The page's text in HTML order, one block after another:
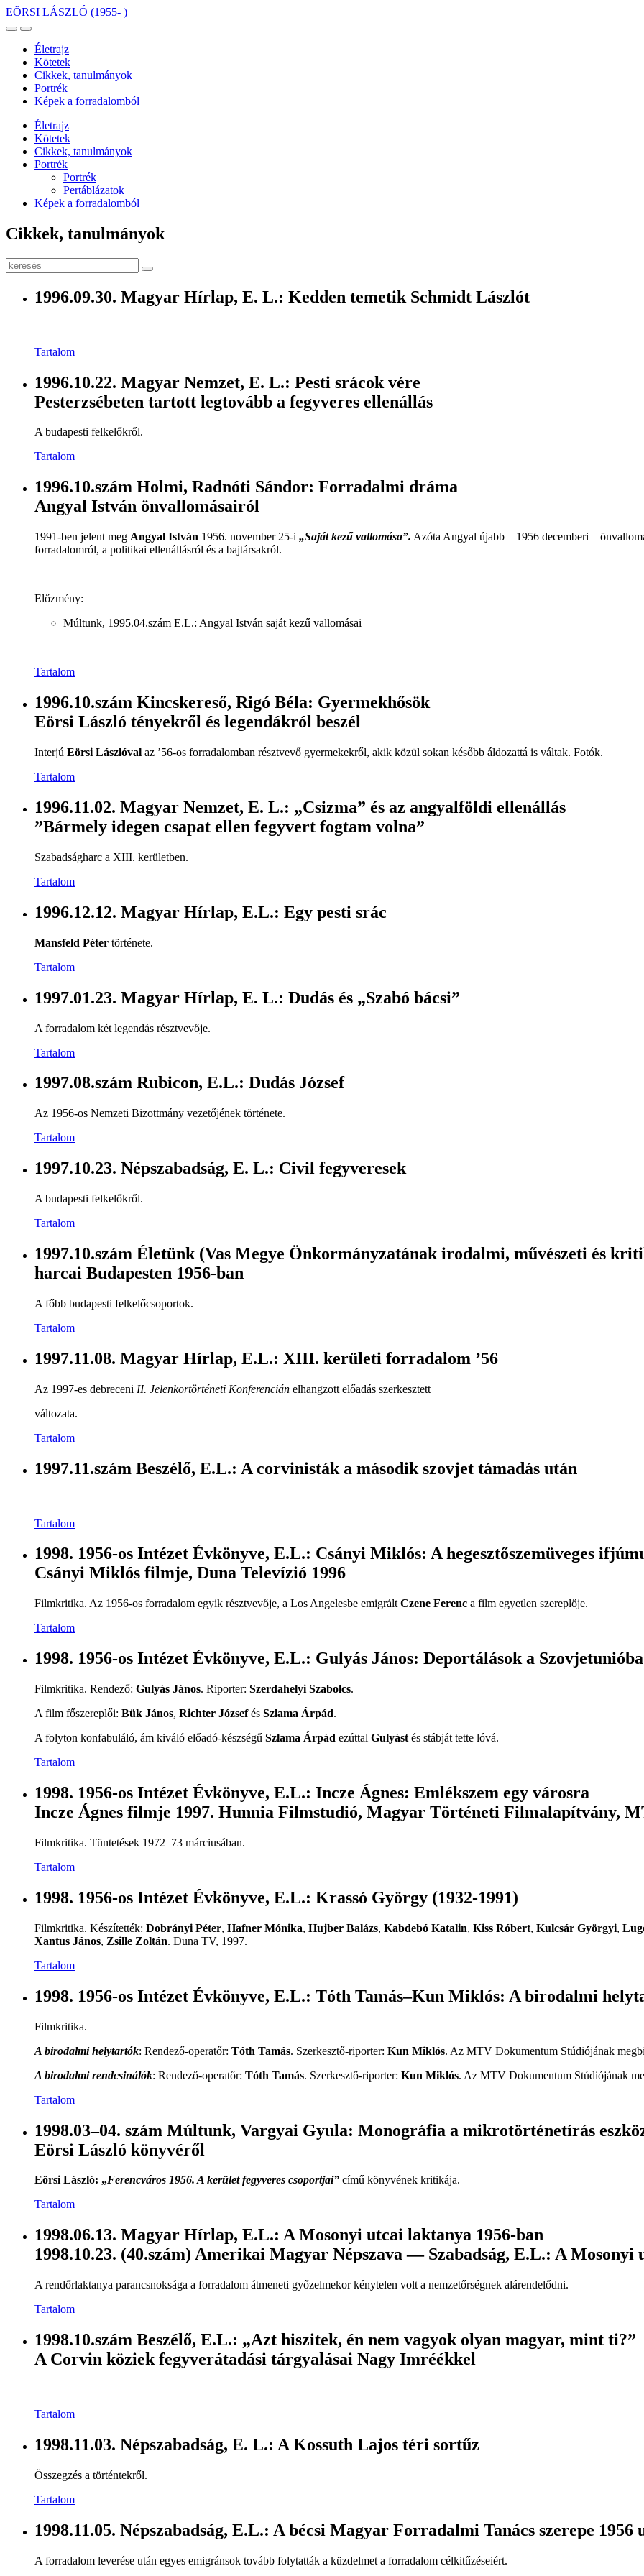
EÖRSI LÁSZLÓ (1955- )
Életrajz
Kötetek
Cikkek, tanulmányok
Portrék
Képek a forradalomból
Életrajz
Kötetek
Cikkek, tanulmányok
Portrék
Portrék
Pertáblázatok
Képek a forradalomból
Cikkek, tanulmányok
1996.09.30. Magyar Hírlap, E. L.: Kedden temetik Schmidt Lászlót
Tartalom
1996.10.22. Magyar Nemzet, E. L.: Pesti srácok vére
Pesterzsébeten tartott legtovább a fegyveres ellenállás
A budapesti felkelőkről.
Tartalom
1996.10.szám Holmi, Radnóti Sándor: Forradalmi dráma
Angyal István önvallomásairól
1991-ben jelent meg Angyal István 1956. november 25-i „Saját kezű vallomása”. Azóta Angyal újabb – 1956 decemberi –
forradalomról, a politikai ellenállásról és a bajtársakról.
Előzmény:
Múltunk, 1995.04.szám E.L.: Angyal István saját kezű vallomásai
Tartalom
1996.10.szám Kincskereső, Rigó Béla: Gyermekhősök
Eörsi László tényekről és legendákról beszél
Interjú Eörsi Lászlóval az ’56-os forradalomban résztvevő gyermekekről, akik közül sokan később áldozattá is váltak. Fotók.
Tartalom
1996.11.02. Magyar Nemzet, E. L.: „Csizma” és az angyalföldi ellenállás
”Bármely idegen csapat ellen fegyvert fogtam volna”
Szabadságharc a XIII. kerületben.
Tartalom
1996.12.12. Magyar Hírlap, E.L.: Egy pesti srác
Mansfeld Péter története.
Tartalom
1997.01.23. Magyar Hírlap, E. L.: Dudás és „Szabó bácsi”
A forradalom két legendás résztvevője.
Tartalom
1997.08.szám Rubicon, E.L.: Dudás József
Az 1956-os Nemzeti Bizottmány vezetőjének története.
Tartalom
1997.10.23. Népszabadság, E. L.: Civil fegyveresek
A budapesti felkelőkről.
Tartalom
1997.10.szám Életünk (Vas Megye Önkormányzatának irodalmi, művészeti és
harcai Budapesten 1956-ban
A főbb budapesti felkelőcsoportok.
Tartalom
1997.11.08. Magyar Hírlap, E.L.: XIII. kerületi forradalom ’56
Az 1997-es debreceni II. Jelenkortörténeti Konferencián elhangzott előadás szerkesztett
változata.
Tartalom
1997.11.szám Beszélő, E.L.: A corvinisták a második szovjet támadás után
Tartalom
1998. 1956-os Intézet Évkönyve, E.L.: Csányi Miklós: A hegesztőszemüveges
Csányi Miklós filmje, Duna Televízió 1996
Filmkritika. Az 1956-os forradalom egyik résztvevője, a Los Angelesbe emigrált Czene Ferenc a film egyetlen szereplője.
Tartalom
1998. 1956-os Intézet Évkönyve, E.L.: Gulyás János: Deportálások a
Filmkritika. Rendező: Gulyás János. Riporter: Szerdahelyi Szabolcs.
A film főszereplői: Bük János, Richter Józsefés Szlama Árpád.
A folyton konfabuláló, ám kiváló előadó-készségű Szlama Árpád ezúttal Gulyást és stábját tette lóvá.
Tartalom
1998. 1956-os Intézet Évkönyve, E.L.: Incze Ágnes: Emlékszem egy városra
Incze Ágnes filmje 1997. Hunnia Filmstudió, Magyar Történeti Filmalapítvány,
Filmkritika. Tüntetések 1972–73 márciusában.
Tartalom
1998. 1956-os Intézet Évkönyve, E.L.: Krassó György (1932-1991)
Filmkritika. Készítették: Dobrányi Péter, Hafner Mónika, Hujber Balázs, Kabdebó Katalin, Kiss Róbert, Kulcsár Györgyi,
Xantus János, Zsille Zoltán. Duna TV, 1997.
Tartalom
1998. 1956-os Intézet Évkönyve, E.L.: Tóth Tamás–Kun Miklós: A birodalmi
Filmkritika.
A birodalmi helytartók: Rendező-operatőr: Tóth Tamás. Szerkesztő-riporter: Kun Miklós. Az MTV Dokumentum Stúdiójának
A birodalmi rendcsinálók: Rendező-operatőr: Tóth Tamás. Szerkesztő-riporter: Kun Miklós. Az MTV Dokumentum Stúdiójának
Tartalom
1998.03–04. szám Múltunk, Vargyai Gyula: Monográfia a mikrotörténetírás
Eörsi László könyvéről
Eörsi László: „Ferencváros 1956. A kerület fegyveres csoportjai” című könyvének kritikája.
Tartalom
1998.06.13. Magyar Hírlap, E.L.: A Mosonyi utcai laktanya 1956-ban
1998.10.23. (40.szám) Amerikai Magyar Népszava — Szabadság, E.L.: A Mosonyi
A rendőrlaktanya parancsnoksága a forradalom átmeneti győzelmekor kénytelen volt a nemzetőrségnek alárendelődni.
Tartalom
1998.10.szám Beszélő, E.L.: „Azt hiszitek, én nem vagyok olyan magyar, mint ti?”
A Corvin köziek fegyverátadási tárgyalásai Nagy Imréékkel
Tartalom
1998.11.03. Népszabadság, E. L.: A Kossuth Lajos téri sortűz
Összegzés a történtekről.
Tartalom
1998.11.05. Népszabadság, E.L.: A bécsi Magyar Forradalmi Tanács szerepe 1956
A forradalom leverése után egyes emigránsok tovább folytatták a küzdelmet a forradalom célkitűzéseiért.